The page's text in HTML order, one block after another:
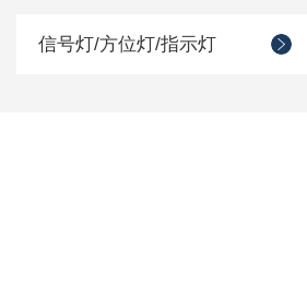
信号灯/方位灯/指示灯